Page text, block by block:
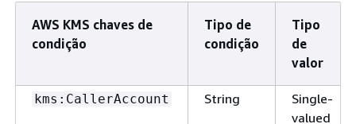
AWS KMS chaves de
condição
Tipo de
condição
Tipo
de
valor
kms:CallerAccount String
Single-
valued